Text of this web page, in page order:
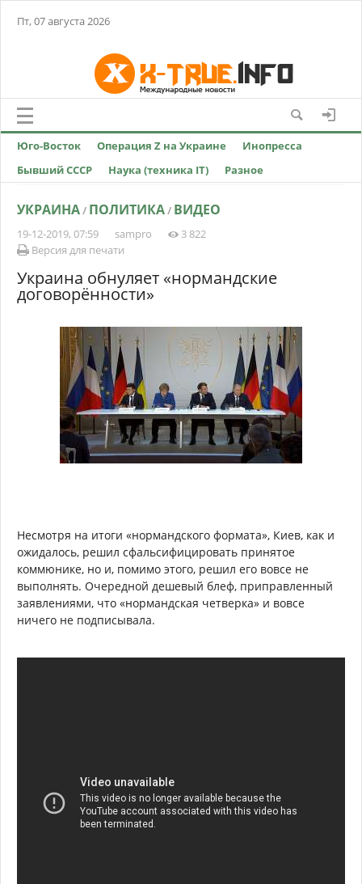
Пт, 07 августа 2026
Юго-Восток Операция Z на Украине
Инопресса
Бывший СССР
Наука (техника IT) Разное
УКРАИНА/ ПОЛИТИКА/ ВИДЕО
19-12-2019, 07:59 sampro
3 822
Версия для печати
Украина обнуляет «нормандские
договорённости»
Несмотря на итоги «нормандского формата», Киев, как и
ожидалось, решил сфальсифицировать принятое
коммюнике, но и, помимо этого, решил его вовсе не
выполнять. Очередной дешевый блеф, приправленный
заявлениями, что «нормандская четверка» и вовсе
ничего не подписывала.